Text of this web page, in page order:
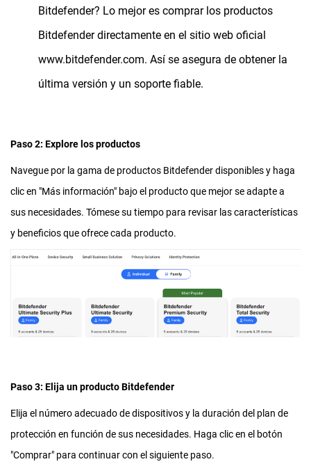
Bitdefender? Lo mejor es comprar los productos
Bitdefender directamente en el sitio web oficial
www.bitdefender.com. Así se asegura de obtener la
última versión y un soporte fiable.
Paso 2: Explore los productos
Navegue por la gama de productos Bitdefender disponibles y haga
clic en "Más información" bajo el producto que mejor se adapte a
sus necesidades. Tómese su tiempo para revisar las características
y beneficios que ofrece cada producto.
Paso 3: Elija un producto Bitdefender
Elija el número adecuado de dispositivos y la duración del plan de
protección en función de sus necesidades. Haga clic en el botón
"Comprar" para continuar con el siguiente paso.